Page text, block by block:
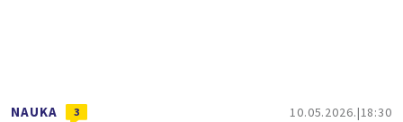
NAUKA 3 10.05.2026. 18:30